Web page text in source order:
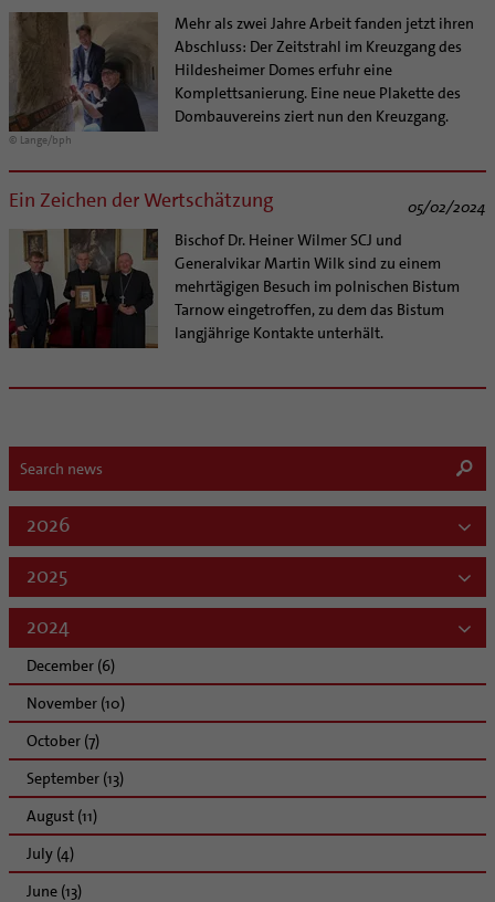
© Lange/bph
Mehr als zwei Jahre Arbeit fanden jetzt ihren
Abschluss: Der Zeitstrahl im Kreuzgang des
Hildesheimer Domes erfuhr eine
Komplettsanierung. Eine neue Plakette des
Dombauvereins ziert nun den Kreuzgang.
Ein Zeichen der Wertschätzung
05/02/2024
Bischof Dr. Heiner Wilmer SCJ und
Generalvikar Martin Wilk sind zu einem
mehrtägigen Besuch im polnischen Bistum
Tarnow eingetroffen, zu dem das Bistum
langjährige Kontakte unterhält.
2026
2025
2024
December (6)
November (10)
October (7)
September (13)
August (11)
July (4)
June (13)